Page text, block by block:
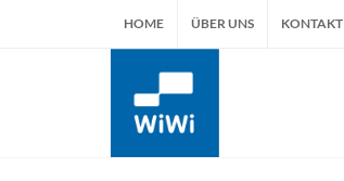
HOME ÜBER UNS KONTAKT